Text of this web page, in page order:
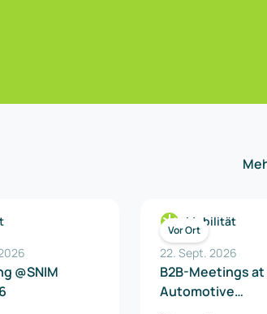
@SNIM
Vor Ort
Mobilität
22. Sept. 2026
B2B-Meetings at
Automotive